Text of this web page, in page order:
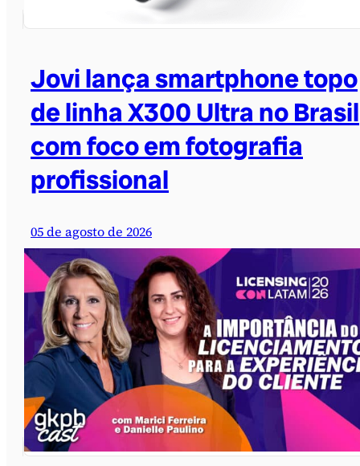
Jovi lança smartphone topo
de linha X300 Ultra no Brasil
com foco em fotografia
profissional
05 de agosto de 2026